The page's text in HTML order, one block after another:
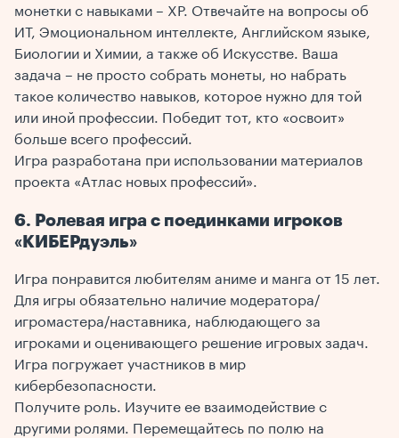
монетки с навыками – ХР. Отвечайте на вопросы об
ИТ, Эмоциональном интеллекте, Английском языке,
Биологии и Химии, а также об Искусстве. Ваша
задача – не просто собрать монеты, но набрать
такое количество навыков, которое нужно для той
или иной профессии. Победит тот, кто «освоит»
больше всего профессий.
Игра разработана при использовании материалов
проекта «Атлас новых профессий».
6. Ролевая игра с поединками игроков
«КИБЕРдуэль»
Игра понравится любителям аниме и манга от 15 лет.
Для игры обязательно наличие модератора/
игромастера/наставника, наблюдающего за
игроками и оценивающего решение игровых задач.
Игра погружает участников в мир
кибербезопасности.
Получите роль. Изучите ее взаимодействие с
другими ролями. Перемещайтесь по полю на